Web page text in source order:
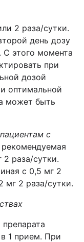
2 раза/сутки.
день дозу
С этого момента
при
дозой
оптимальной
может быть
с
рекомендуемая
2 раза/сутки.
с 0,5 мг 2
мг 2 раза/сутки.
1 прием. При